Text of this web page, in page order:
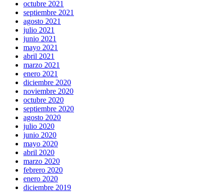
octubre 2021
septiembre 2021
agosto 2021
julio 2021
junio 2021
mayo 2021
abril 2021
marzo 2021
enero 2021
diciembre 2020
noviembre 2020
octubre 2020
septiembre 2020
agosto 2020
julio 2020
junio 2020
mayo 2020
abril 2020
marzo 2020
febrero 2020
enero 2020
diciembre 2019